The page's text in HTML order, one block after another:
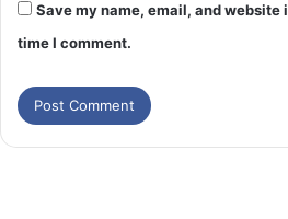
Save my name, email, and website
time I comment.